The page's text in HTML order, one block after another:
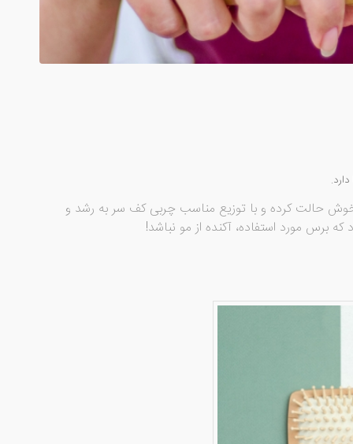
حالت کرده و با توزیع مناسب چربی کف سر به رشد و
برس مورد استفاده، آکنده از مو نباشد!